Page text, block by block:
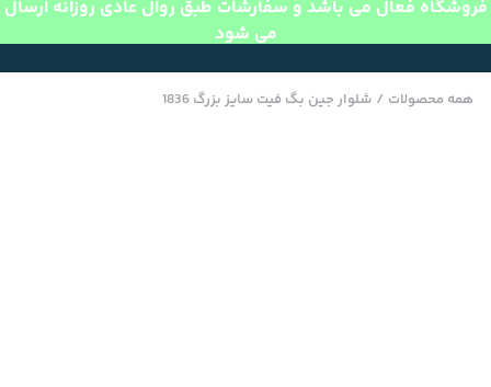
فروشگاه فعال می باشد و سفارشات طبق روال عادی روزانه ارسال
می شود
همه محصولات / شلوار جین بگ فیت سایز بزرگ 1836